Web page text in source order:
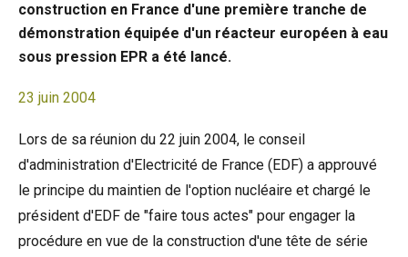
construction en France d'une première tranche de
démonstration équipée d'un réacteur européen à eau
sous pression EPR a été lancé.
23 juin 2004
Lors de sa réunion du 22 juin 2004, le conseil
d'administration d'Electricité de France (EDF) a approuvé
le principe du maintien de l'option nucléaire et chargé le
président d'EDF de "faire tous actes" pour engager la
procédure en vue de la construction d'une tête de série